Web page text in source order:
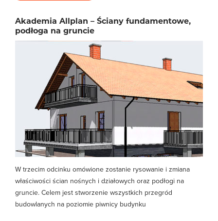
Akademia Allplan – Ściany fundamentowe,
podłoga na gruncie
W trzecim odcinku omówione zostanie rysowanie i zmiana
właściwości ścian nośnych i działowych oraz podłogi na
gruncie. Celem jest stworzenie wszystkich przegród
budowlanych na poziomie piwnicy budynku